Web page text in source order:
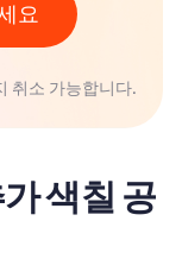
요
취소 가능합니다.
색칠 공